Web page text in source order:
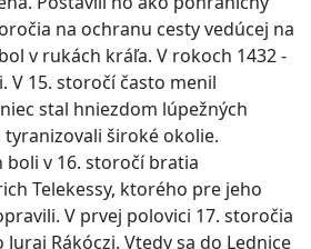
na ochranu cesty vedúcej na
v rukách kráľa. V rokoch 1432 -
V 15. storočí často menil
stal hniezdom lúpežných
široké okolie.
boli v 16. storočí bratia
Telekessy, ktorého pre jeho
V prvej polovici 17. storočia
Rákóczi. Vtedy sa do Lednice